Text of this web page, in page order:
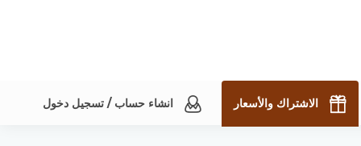
الاشتراك والأسعار انشاء حساب / تسجيل دخول